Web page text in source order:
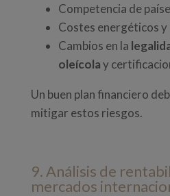
Competencia de
Costes energéticos
Cambios en la
oleícolay
Un buen plan financiero
mitigar estos riesgos.
9. Análisis de
mercados